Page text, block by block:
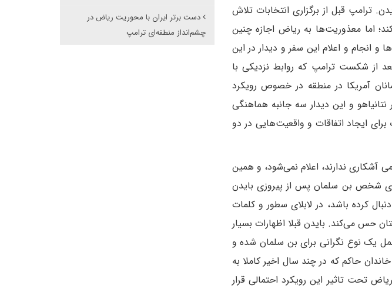
ترامپ قبل از برگزاری انتخابات تلاش
اما معذوریت‌ها به ریاض اجازه چنین
انجام و اعلام این سفر و دیدار در این
از شکست ترامپ که روابط نزدیکی با
آمریکا در منطقه در خصوص رویکرد
و این دیدار سه جانبه هماهنگی
ایجاد اتفاقات و واقعیت‌هایی در دو
آشکاری ندارند، اعلام نمی‌شود، و همین
شخص بن سلمان پس از پیروزی بایدن
کرده باشد، در لابلای سطور و کلمات
حس می‌کند. بایدن قبلا اظهارات بسیار
یک نوع نگرانی برای بن سلمان شده و
حاکم که در چند سال اخیر کاملا به
تحت تاثیر این رویکرد احتمالی قرار
دست برتر ایران با محوریت ریاض در
چشم‌انداز منطقه‌ای ترامپ